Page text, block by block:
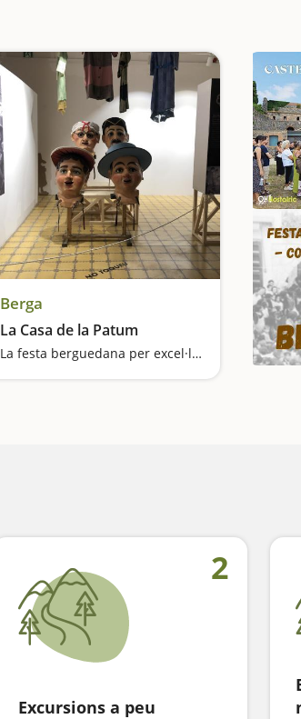
Berga
La Casa de la Patum
La festa berguedana per excel·lència
2
Excursions a peu